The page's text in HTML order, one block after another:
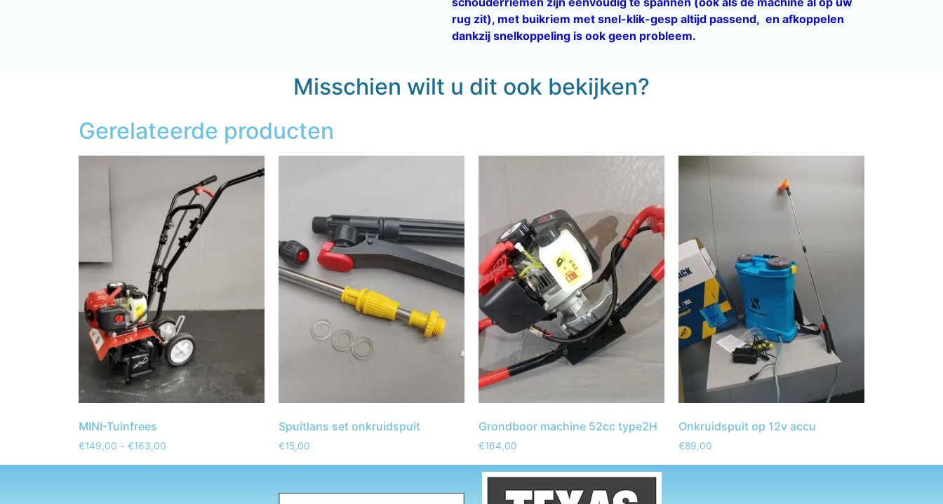
rug zit), met buikriem met snel-klik-gesp altijd passend, en afkoppelen
dankzij snelkoppeling is ook geen probleem.
Misschien wilt u dit ook bekijken?
Gerelateerde producten
MINI-Tuinfrees
€149,00 – €163,00
Spuitlans set onkruidspuit
€15,00
Grondboor machine 52cc type2H
€164,00
Onkruidspuit op 12v accu
€89,00